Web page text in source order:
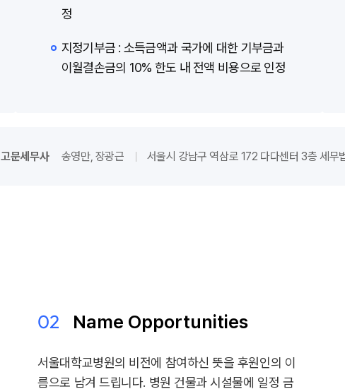
정
지정기부금 : 소득금액과 국가에 대한 기부금과
이월결손금의 10% 한도 내 전액 비용으로 인정
고문세무사 송영만, 장광근 서울시 강남구 역삼로 172 다다센터 3층 세무
02 Name Opportunities
서울대학교병원의 비전에 참여하신 뜻을 후원인의 이
름으로 남겨 드립니다. 병원 건물과 시설물에 일정 금